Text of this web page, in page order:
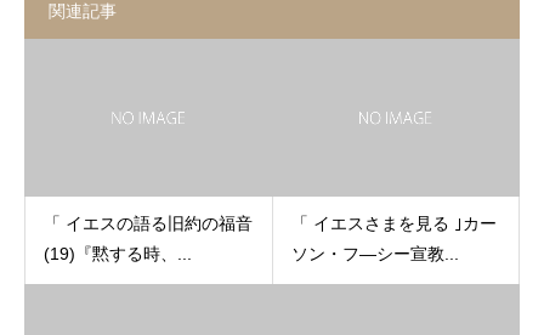
関連記事
「 イエスの語る旧約の福音
(19)『黙する時、...
「 イエスさまを見る ｣カー
ソン・フ―シー宣教...